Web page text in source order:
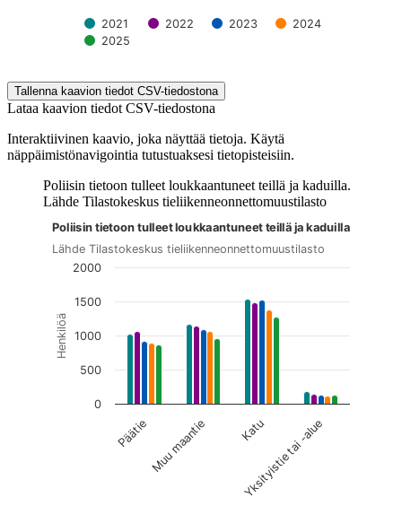
2021 2022 2023
2024
2025
Tallenna kaavion tiedot CSV-tiedostona
Lataa kaavion tiedot CSV-tiedostona
Interaktiivinen kaavio, joka näyttää tietoja. Käytä
näppäimistönavigointia tutustuaksesi tietopisteisiin.
Poliisin tietoon tulleet loukkaantuneet teillä ja kaduilla.
Lähde Tilastokeskus tieliikenneonnettomuustilasto
Kuvaaja on interaktiivinen. Siirry kuvaajaan sarkaimella ja
Henkilöä
Poliisin tietoon tulleet loukkaantuneet teillä ja kaduilla
Lähde Tilastokeskus tieliikenneonnettomuustilasto
Päätie Muu maantie Katu
Yksityistie tai -alue
0
500
1000
1500
2000